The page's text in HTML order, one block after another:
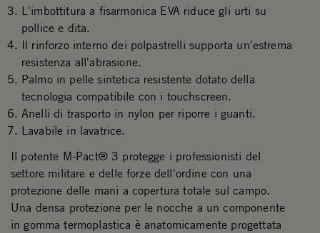
L'imbottitura a fisarmonica EVA riduce gli urti su
pollice e dita.
Il rinforzo interno dei polpastrelli supporta un'estrema
resistenza all'abrasione.
Palmo in pelle sintetica resistente dotato della
tecnologia compatibile con i touchscreen.
Anelli di trasporto in nylon per riporre i guanti.
Lavabile in lavatrice.
Il potente M-Pact® 3 protegge i professionisti del
settore militare e delle forze dell'ordine con una
protezione delle mani a copertura totale sul campo.
Una densa protezione per le nocche a un componente
in gomma termoplastica è anatomicamente progettata